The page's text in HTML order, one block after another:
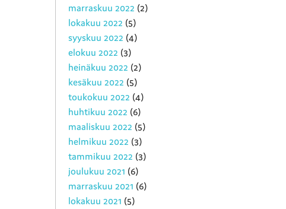
marraskuu 2022 (2)
lokakuu 2022 (5)
syyskuu 2022 (4)
elokuu 2022 (3)
heinäkuu 2022 (2)
kesäkuu 2022 (5)
toukokuu 2022 (4)
huhtikuu 2022 (6)
maaliskuu 2022 (5)
helmikuu 2022 (3)
tammikuu 2022 (3)
joulukuu 2021 (6)
marraskuu 2021 (6)
lokakuu 2021 (5)